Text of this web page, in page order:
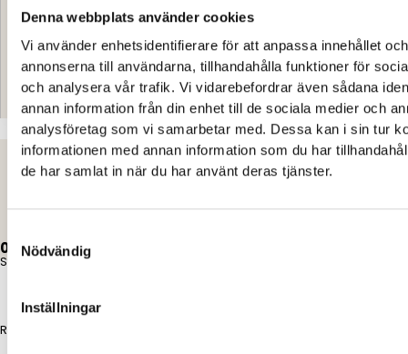
Denna webbplats använder cookies
Vi använder enhetsidentifierare för att anpassa innehållet och
annonserna till användarna, tillhandahålla funktioner för
och analysera vår trafik. Vi vidarebefordrar även sådana
annan information från din enhet till de sociala medier och
analysföretag som vi samarbetar med. Dessa kan i sin tur
informationen med annan information som du har
de har samlat in när du har använt deras tjänster.
Nödvändig
Inställningar
Kontakt
0,00kr0Varukorg
Start
Reparationer